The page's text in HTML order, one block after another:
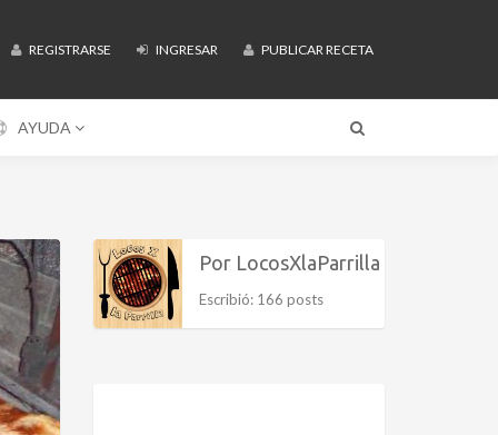
REGISTRARSE INGRESAR PUBLICAR RECETA
AYUDA
Por LocosXlaParrilla
Escribió: 166 posts